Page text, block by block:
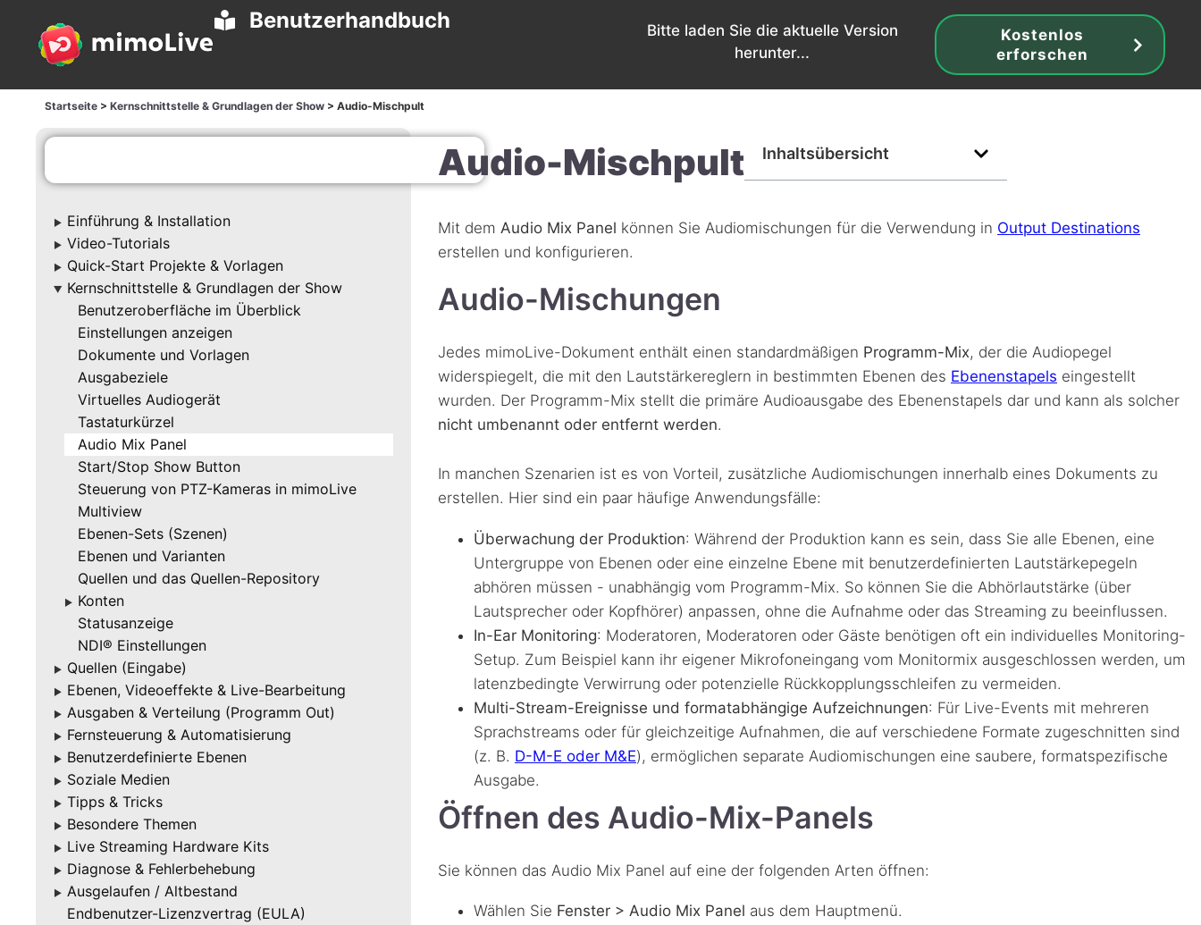
Benutzerhandbuch
Bitte laden Sie die aktuelle Version
herunter...
Kostenlos
erforschen
Startseite > Kernschnittstelle & Grundlagen der Show > Audio-Mischpult
▶ Einführung & Installation
▶ Video-Tutorials
▶ Quick-Start Projekte & Vorlagen
▶
Kernschnittstelle & Grundlagen der Show
Benutzeroberfläche im Überblick
Einstellungen anzeigen
Dokumente und Vorlagen
Ausgabeziele
Virtuelles Audiogerät
Tastaturkürzel
Audio Mix Panel
Start/Stop Show Button
Steuerung von PTZ-Kameras in mimoLive
Multiview
Ebenen-Sets (Szenen)
Ebenen und Varianten
Quellen und das Quellen-Repository
▶ Konten
Statusanzeige
NDI® Einstellungen
▶ Quellen (Eingabe)
▶ Ebenen, Videoeffekte & Live-Bearbeitung
▶ Ausgaben & Verteilung (Programm Out)
▶ Fernsteuerung & Automatisierung
▶ Benutzerdefinierte Ebenen
▶ Soziale Medien
▶ Tipps & Tricks
▶ Besondere Themen
▶ Live Streaming Hardware Kits
▶ Diagnose & Fehlerbehebung
▶ Ausgelaufen / Altbestand
Endbenutzer-Lizenzvertrag (EULA)
Audio-Mischpult Inhaltsübersicht
Mit dem Audio Mix Panel können Sie Audiomischungen für die Verwendung in Output Destinations
erstellen und konfigurieren.
Audio-Mischungen
Jedes mimoLive-Dokument enthält einen standardmäßigen Programm-Mix, der die Audiopegel
widerspiegelt, die mit den Lautstärkereglern in bestimmten Ebenen des Ebenenstapels eingestellt
wurden. Der Programm-Mix stellt die primäre Audioausgabe des Ebenenstapels dar und kann als solcher
nicht umbenannt oder entfernt werden.
In manchen Szenarien ist es von Vorteil, zusätzliche Audiomischungen innerhalb eines Dokuments zu
erstellen. Hier sind ein paar häufige Anwendungsfälle:
Überwachung der Produktion: Während der Produktion kann es sein, dass Sie alle Ebenen, eine
Untergruppe von Ebenen oder eine einzelne Ebene mit benutzerdefinierten Lautstärkepegeln
abhören müssen - unabhängig vom Programm-Mix. So können Sie die Abhörlautstärke (über
Lautsprecher oder Kopfhörer) anpassen, ohne die Aufnahme oder das Streaming zu beeinflussen.
In-Ear Monitoring: Moderatoren, Moderatoren oder Gäste benötigen oft ein individuelles Monitoring-
Setup. Zum Beispiel kann ihr eigener Mikrofoneingang vom Monitormix ausgeschlossen werden, um
latenzbedingte Verwirrung oder potenzielle Rückkopplungsschleifen zu vermeiden.
Multi-Stream-Ereignisse und formatabhängige Aufzeichnungen: Für Live-Events mit mehreren
Sprachstreams oder für gleichzeitige Aufnahmen, die auf verschiedene Formate zugeschnitten sind
(z. B. D-M-E oder M&E), ermöglichen separate Audiomischungen eine saubere, formatspezifische
Ausgabe.
Öffnen des Audio-Mix-Panels
Sie können das Audio Mix Panel auf eine der folgenden Arten öffnen:
Wählen Sie Fenster > Audio Mix Panel aus dem Hauptmenü.